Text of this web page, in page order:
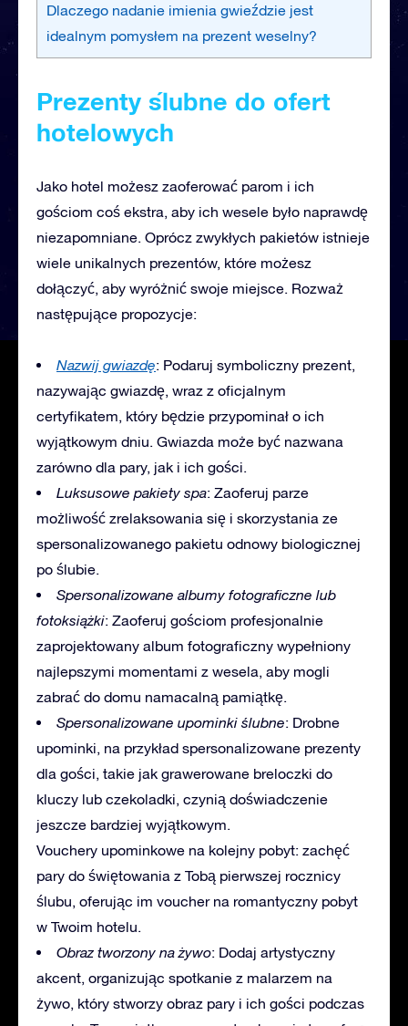
Dlaczego nadanie imienia gwieździe jest
idealnym pomysłem na prezent weselny?
Prezenty ślubne do ofert
hotelowych
Jako hotel możesz zaoferować parom i ich
gościom coś ekstra, aby ich wesele było naprawdę
niezapomniane. Oprócz zwykłych pakietów istnieje
wiele unikalnych prezentów, które możesz
dołączyć, aby wyróżnić swoje miejsce. Rozważ
następujące propozycje:
Nazwij gwiazdę: Podaruj symboliczny prezent,
nazywając gwiazdę, wraz z oficjalnym
certyfikatem, który będzie przypominał o ich
wyjątkowym dniu. Gwiazda może być nazwana
zarówno dla pary, jak i ich gości.
Luksusowe pakiety spa: Zaoferuj parze
możliwość zrelaksowania się i skorzystania ze
spersonalizowanego pakietu odnowy biologicznej
po ślubie.
Spersonalizowane albumy fotograficzne lub
fotoksiążki: Zaoferuj gościom profesjonalnie
zaprojektowany album fotograficzny wypełniony
najlepszymi momentami z wesela, aby mogli
zabrać do domu namacalną pamiątkę.
Spersonalizowane upominki ślubne: Drobne
upominki, na przykład spersonalizowane prezenty
dla gości, takie jak grawerowane breloczki do
kluczy lub czekoladki, czynią doświadczenie
jeszcze bardziej wyjątkowym.
Vouchery upominkowe na kolejny pobyt: zachęć
pary do świętowania z Tobą pierwszej rocznicy
ślubu, oferując im voucher na romantyczny pobyt
w Twoim hotelu.
Obraz tworzony na żywo: Dodaj artystyczny
akcent, organizując spotkanie z malarzem na
żywo, który stworzy obraz pary i ich gości podczas